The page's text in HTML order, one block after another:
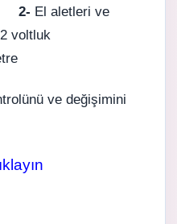
2- El aletleri ve
voltluk
ve değişimini